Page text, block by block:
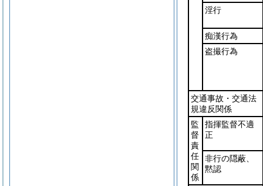
淫行
痴漢行為
盗撮行為
交通事故・交通法
規違反関係
監
督
責
任
関
係
指揮監督不適
正
非行の隠蔽、
黙認